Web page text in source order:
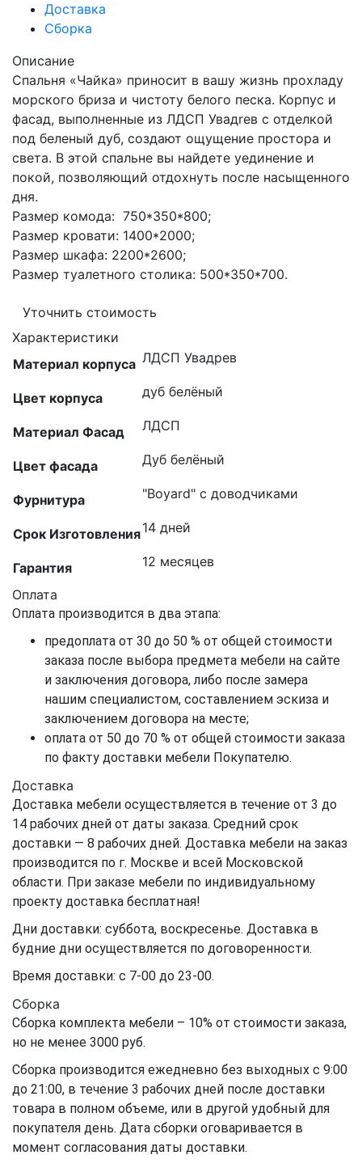
Доставка
Сборка
Описание
Спальня «Чайка» приносит в вашу жизнь прохладу
морского бриза и чистоту белого песка. Корпус и
фасад, выполненные из ЛДСП Увадrев с отделкой
под беленый дуб, создают ощущение простора и
света. В этой спальне вы найдете уединение и
покой, позволяющий отдохнуть после насыщенного
дня.
Размер комода: 750*350*800;
Размер кровати: 1400*2000;
Размер шкафа: 2200*2600;
Размер туалетного столика: 500*350*700.
Уточнить стоимость
Характеристики
Материал корпуса ЛДСП Увадрев
Цвет корпуса дуб белёный
Материал Фасад ЛДСП
Цвет фасада Дуб белёный
Фурнитура "Boyard" с доводчиками
Срок Изготовления14 дней
Гарантия 12 месяцев
Оплата
Оплата производится в два этапа:
предоплата от 30 до 50 % от общей стоимости
заказа после выбора предмета мебели на сайте
и заключения договора, либо после замера
нашим специалистом, составлением эскиза и
заключением договора на месте;
оплата от 50 до 70 % от общей стоимости заказа
по факту доставки мебели Покупателю.
Доставка
Доставка мебели осуществляется в течение от 3 до
14 рабочих дней от даты заказа. Средний срок
доставки — 8 рабочих дней. Доставка мебели на заказ
производится по г. Москве и всей Московской
области. При заказе мебели по индивидуальному
проекту доставка бесплатная!
Дни доставки: суббота, воскресенье. Доставка в
будние дни осуществляется по договоренности.
Время доставки: с 7-00 до 23-00.
Сборка
Сборка комплекта мебели – 10% от стоимости заказа,
но не менее 3000 руб.
Сборка производится ежедневно без выходных с 9:00
до 21:00, в течение 3 рабочих дней после доставки
товара в полном объеме, или в другой удобный для
покупателя день. Дата сборки оговаривается в
момент согласования даты доставки.